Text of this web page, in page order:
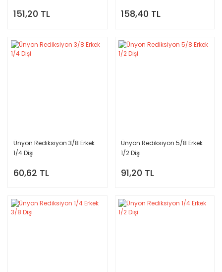
151,20 TL 158,40 TL
Ünyon Rediksiyon 3/8 Erkek
1/4 Dişi
60,62 TL
Ünyon Rediksiyon 5/8 Erkek
1/2 Dişi
91,20 TL